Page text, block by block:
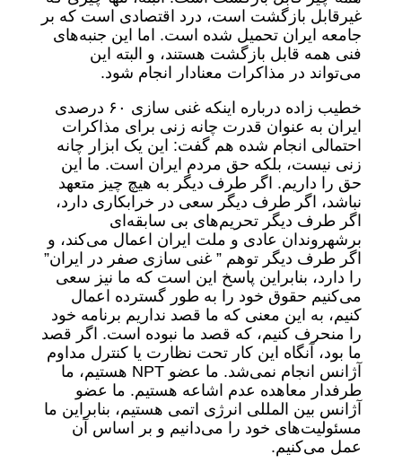
غیرقابل بازگشت است، درد اقتصادی است که بر
جامعه ایران تحمیل شده است. اما این جنبه‌های
فنی همه قابل بازگشت هستند، و البته این
می‌تواند در مذاکرات معنادار انجام شود.
خطیب زاده درباره اینکه غنی سازی ۶۰ درصدی
ایران به عنوان قدرت چانه زنی برای مذاکرات
احتمالی انجام شده هم گفت: این یک ابزار چانه
زنی نیست، بلکه حق مردم ایران است. ما این
حق را داریم. اگر طرف دیگر به هیچ چیز متعهد
نباشد، اگر طرف دیگر سعی در خرابکاری دارد،
اگر طرف دیگر تحریم‌های بی سابقه‌ای
برشهروندان عادی و ملت ایران اعمال می‌کند، و
اگر طرف دیگر توهم ” غنی سازی صفر در ایران”
را دارد، بنابراین پاسخ این است که ما نیز سعی
می‌کنیم حقوق خود را به طور گسترده اعمال
کنیم، به این معنی که ما قصد نداریم برنامه خود
را منحرف کنیم، که قصد ما نبوده است. اگر قصد
ما بود، آنگاه این کار تحت نظارت یا کنترل مداوم
آژانس انجام نمی‌شد. ما عضو NPT هستیم، ما
طرفدار معاهده عدم اشاعه هستیم. ما عضو
آژانس بین المللی انرژی اتمی هستیم، بنابراین ما
مسئولیت‌های خود را می‌دانیم و بر اساس آن
عمل می‌کنیم.